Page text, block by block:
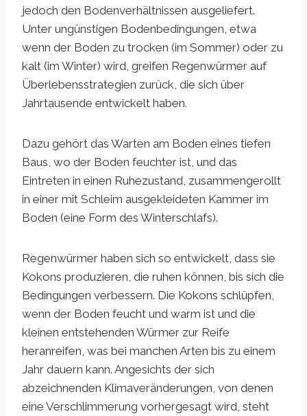
jedoch den Bodenverhältnissen ausgeliefert.
Unter ungünstigen Bodenbedingungen, etwa
wenn der Boden zu trocken (im Sommer) oder zu
kalt (im Winter) wird, greifen Regenwürmer auf
Überlebensstrategien zurück, die sich über
Jahrtausende entwickelt haben.
Dazu gehört das Warten am Boden eines tiefen
Baus, wo der Boden feuchter ist, und das
Eintreten in einen Ruhezustand, zusammengerollt
in einer mit Schleim ausgekleideten Kammer im
Boden (eine Form des Winterschlafs).
Regenwürmer haben sich so entwickelt, dass sie
Kokons produzieren, die ruhen können, bis sich die
Bedingungen verbessern. Die Kokons schlüpfen,
wenn der Boden feucht und warm ist und die
kleinen entstehenden Würmer zur Reife
heranreifen, was bei manchen Arten bis zu einem
Jahr dauern kann. Angesichts der sich
abzeichnenden Klimaveränderungen, von denen
eine Verschlimmerung vorhergesagt wird, steht